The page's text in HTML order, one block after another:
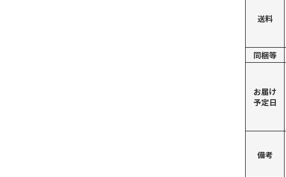
送料
同梱等
お届け
予定日
備考